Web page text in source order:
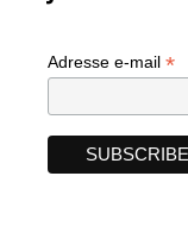
Adresse e-mail *